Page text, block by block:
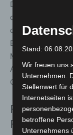
Die rechtliche
die
der Tat und des
Ermittler den
Maßgeblich
Angriffs sowie
Opfers.
Festnahme
Stand:
Wir freuen uns
Unternehmen.
Stellenwert für
Internetseiten
betroffene
Unternehmens